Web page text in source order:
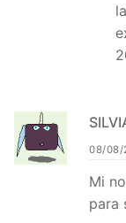
08/08/
Mi
para